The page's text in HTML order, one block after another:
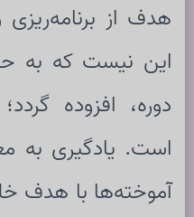
هدف از برنامه‌ریزی
این نیست که به
دوره، افزوده
است. یادگیری به
آموخته‌ها با هدف